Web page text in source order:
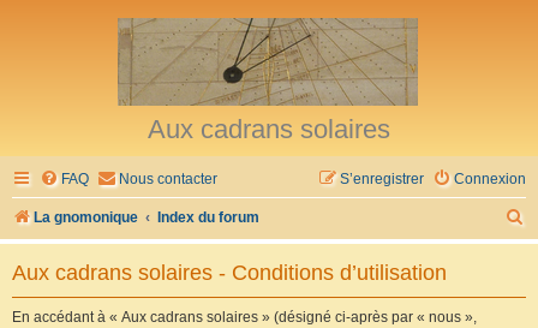
Aux cadrans solaires
FAQ Nous contacter Connexion
S’enregistrer
La gnomonique Index du forum
e
Aux cadrans solaires - Conditions d’utilisation
En accédant à « Aux cadrans solaires » (désigné ci-après par « nous »,